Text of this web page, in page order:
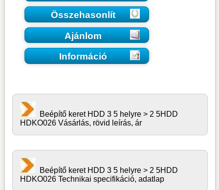
Összehasonlít
Ajánlom
Információ
Beépítő keret HDD 3 5 helyre > 2 5HDD
HDKO026 Vásárlás, rövid leírás, ár
Beépítő keret HDD 3 5 helyre > 2 5HDD
HDKO026 Technikai specifikáció, adatlap